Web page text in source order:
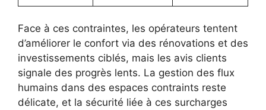
Face à ces contraintes, les opérateurs tentent
d’améliorer le confort via des rénovations et des
investissements ciblés, mais les avis clients
signale des progrès lents. La gestion des flux
humains dans des espaces contraints reste
délicate, et la sécurité liée à ces surcharges